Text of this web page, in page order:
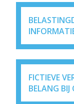
FICTIEVE
BELANG BIJ